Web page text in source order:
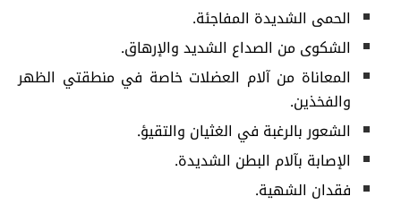
الحمى الشديدة المفاجئة.
الشكوى من الصداع الشديد والإرهاق.
المعاناة من آلام العضلات خاصة في منطقتي الظهر
والفخذين.
الشعور بالرغبة في الغثيان والتقيؤ.
الإصابة بآلام البطن الشديدة.
فقدان الشهية.